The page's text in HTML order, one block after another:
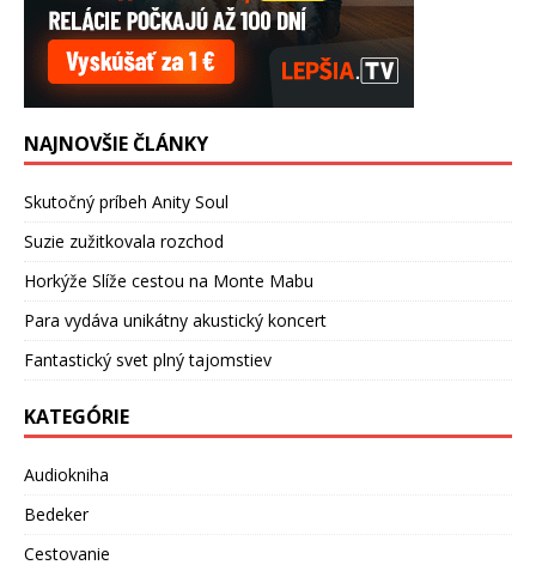
NAJNOVŠIE ČLÁNKY
Skutočný príbeh Anity Soul
Suzie zužitkovala rozchod
Horkýže Slíže cestou na Monte Mabu
Para vydáva unikátny akustický koncert
Fantastický svet plný tajomstiev
KATEGÓRIE
Audiokniha
Bedeker
Cestovanie